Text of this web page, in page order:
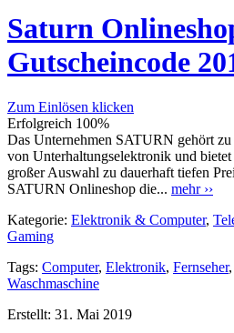
Saturn
Gutscheincode
Zum Einlösen klicken
Erfolgreich 100%
Das Unternehmen SATURN gehört
von Unterhaltungselektronik und
großer Auswahl zu dauerhaft tiefen
SATURN Onlineshop die... mehr ››
Kategorie: Elektronik & Computer,
Gaming
Tags: Computer, Elektronik, Fernseher,
Waschmaschine
Erstellt: 31. Mai 2019